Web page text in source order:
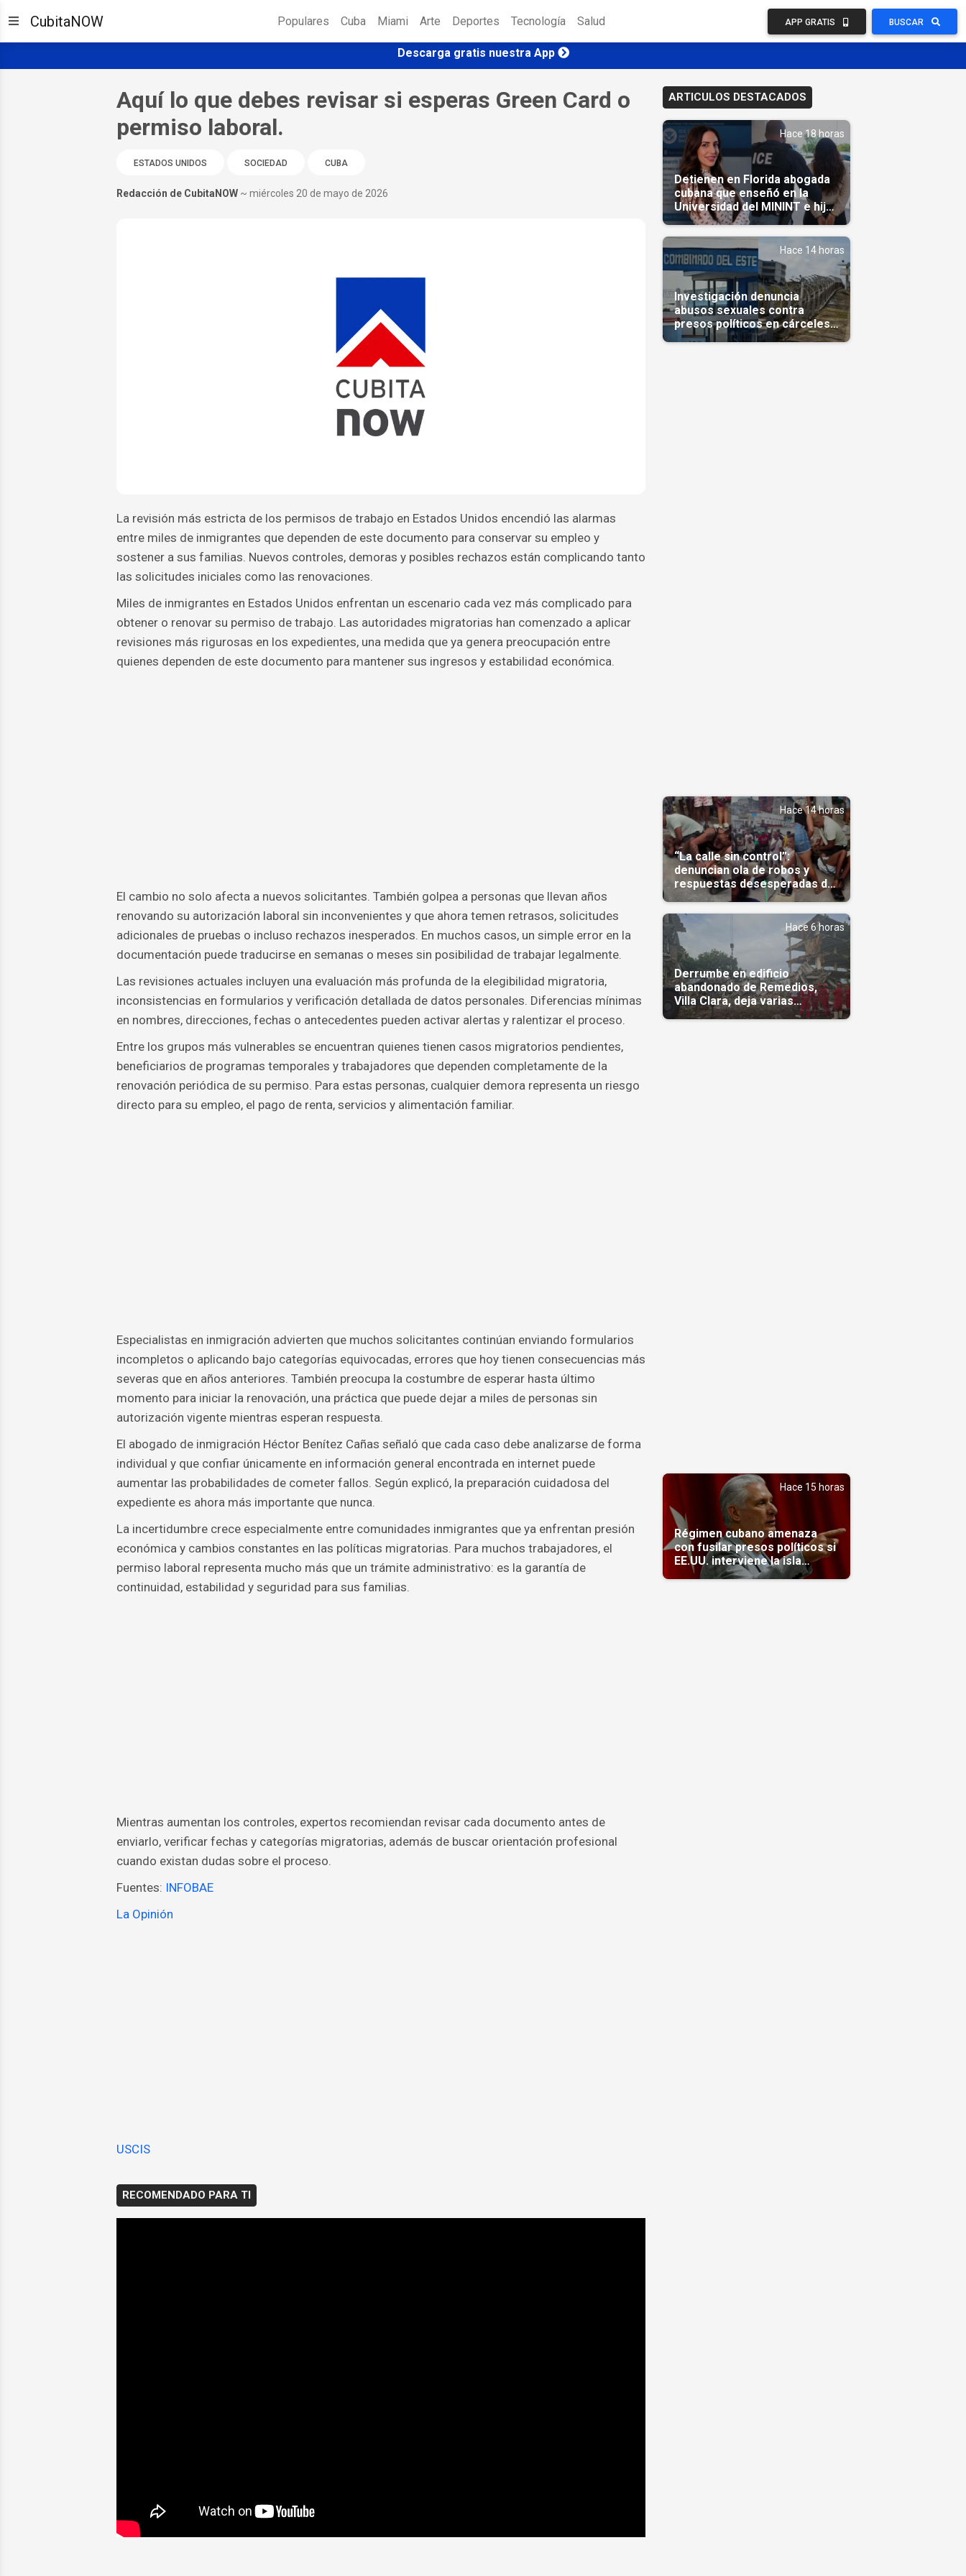
CubitaNOW Populares Cuba Miami Arte Deportes Tecnología Salud APP GRATIS BUSCAR
Descarga gratis nuestra App
Aquí lo que debes revisar si esperas Green Card o
permiso laboral.
ESTADOS UNIDOS SOCIEDAD CUBA
Redacción de CubitaNOW ~ miércoles 20 de mayo de 2026
La revisión más estricta de los permisos de trabajo en Estados Unidos encendió las alarmas
entre miles de inmigrantes que dependen de este documento para conservar su empleo y
sostener a sus familias. Nuevos controles, demoras y posibles rechazos están complicando tanto
las solicitudes iniciales como las renovaciones.
Miles de inmigrantes en Estados Unidos enfrentan un escenario cada vez más complicado para
obtener o renovar su permiso de trabajo. Las autoridades migratorias han comenzado a aplicar
revisiones más rigurosas en los expedientes, una medida que ya genera preocupación entre
quienes dependen de este documento para mantener sus ingresos y estabilidad económica.
El cambio no solo afecta a nuevos solicitantes. También golpea a personas que llevan años
renovando su autorización laboral sin inconvenientes y que ahora temen retrasos, solicitudes
adicionales de pruebas o incluso rechazos inesperados. En muchos casos, un simple error en la
documentación puede traducirse en semanas o meses sin posibilidad de trabajar legalmente.
Las revisiones actuales incluyen una evaluación más profunda de la elegibilidad migratoria,
inconsistencias en formularios y verificación detallada de datos personales. Diferencias mínimas
en nombres, direcciones, fechas o antecedentes pueden activar alertas y ralentizar el proceso.
Entre los grupos más vulnerables se encuentran quienes tienen casos migratorios pendientes,
beneficiarios de programas temporales y trabajadores que dependen completamente de la
renovación periódica de su permiso. Para estas personas, cualquier demora representa un riesgo
directo para su empleo, el pago de renta, servicios y alimentación familiar.
Especialistas en inmigración advierten que muchos solicitantes continúan enviando formularios
incompletos o aplicando bajo categorías equivocadas, errores que hoy tienen consecuencias más
severas que en años anteriores. También preocupa la costumbre de esperar hasta último
momento para iniciar la renovación, una práctica que puede dejar a miles de personas sin
autorización vigente mientras esperan respuesta.
El abogado de inmigración Héctor Benítez Cañas señaló que cada caso debe analizarse de forma
individual y que confiar únicamente en información general encontrada en internet puede
aumentar las probabilidades de cometer fallos. Según explicó, la preparación cuidadosa del
expediente es ahora más importante que nunca.
La incertidumbre crece especialmente entre comunidades inmigrantes que ya enfrentan presión
económica y cambios constantes en las políticas migratorias. Para muchos trabajadores, el
permiso laboral representa mucho más que un trámite administrativo: es la garantía de
continuidad, estabilidad y seguridad para sus familias.
Mientras aumentan los controles, expertos recomiendan revisar cada documento antes de
enviarlo, verificar fechas y categorías migratorias, además de buscar orientación profesional
cuando existan dudas sobre el proceso.
Fuentes: INFOBAE
La Opinión
USCIS
RECOMENDADO PARA TI
ARTICULOS DESTACADOS
Hace 18 horas
Detienen en Florida abogada
cubana que enseñó en la
Universidad del MININT e hija
de diplomático cubano
Hace 14 horas
Investigación denuncia
abusos sexuales contra
presos políticos en cárceles
cubanas
Hace 14 horas
“La calle sin control”:
denuncian ola de robos y
respuestas desesperadas de
vecinos en Cuba(Video)
Hace 6 horas
Derrumbe en edificio
abandonado de Remedios,
Villa Clara, deja varias
personas atrapadas
Hace 15 horas
Régimen cubano amenaza
con fusilar presos políticos si
EE.UU. interviene la isla
(Video)